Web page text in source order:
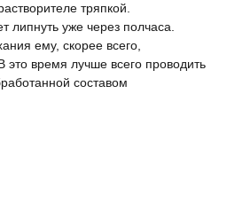
тряпкой.
липнуть уже через полчаса.
ему, скорее всего,
это время лучше всего проводить
составом